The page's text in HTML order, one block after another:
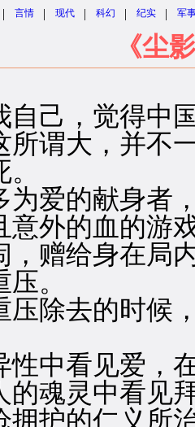
| 言情 | 现代 | 科幻 | 纪实 | 军
《尘
，觉得中国
所谓大，并不
的献身者，
意外的血的游
，赠给身在局
。
去的时候，
看见爱，在
的魂灵中看见
拥护的仁义所